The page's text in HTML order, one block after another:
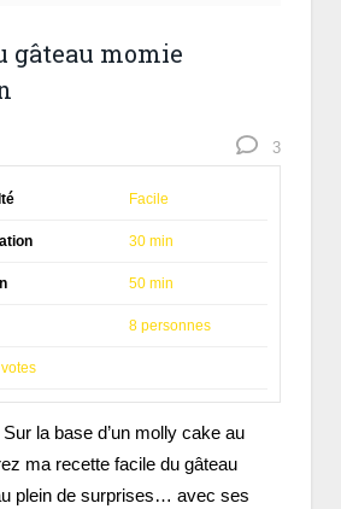
gâteau momie
3
Facile
30 min
50 min
8 personnes
votes
la base d’un molly cake au
ma recette facile du gâteau
plein de surprises… avec ses